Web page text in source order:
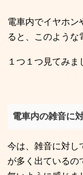
電車内でイヤホン
ると、このような
１つ１つ見てみま
電車内の雑音に
今は、雑音に対し
が多く出ているの